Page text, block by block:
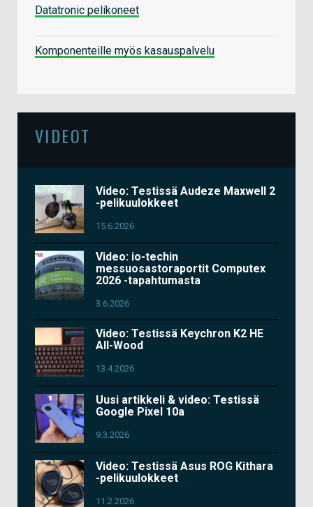
Datatronic pelikoneet
Komponenteille myös kasauspalvelu
VIDEOT
Video: Testissä Audeze Maxwell 2
-pelikuulokkeet
15.6.2026
Video: io-techin
messuosastoraportit Computex
2026 -tapahtumasta
3.6.2026
Video: Testissä Keychron K2 HE
All-Wood
13.4.2026
Uusi artikkeli & video: Testissä
Google Pixel 10a
9.3.2026
Video: Testissä Asus ROG Kithara
-pelikuulokkeet
11.2.2026